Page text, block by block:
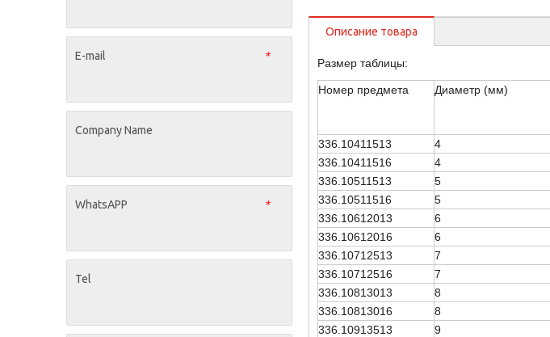
*
E-mail
Company Name
*
WhatsAPP
Tel
Описание товара
Размер таблицы:
Номер предмета Диаметр (мм)
336.10411513
4
336.10411516
4
336.10511513
5
336.10511516
5
336.10612013
6
336.10612016
6
336.10712513
7
336.10712516
7
336.10813013
8
336.10813016
8
336.10913513
9